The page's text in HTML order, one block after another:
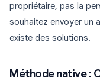
propriétaire, pas la
souhaitez envoyer un
existe des solutions.
Méthode native :